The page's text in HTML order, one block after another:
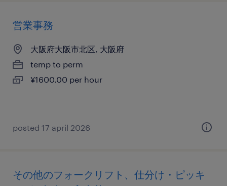
営業事務
大阪府大阪市北区, 大阪府
temp to perm
¥1600.00 per hour
posted 17 april 2026
その他のフォークリフト、仕分け・ピッキ